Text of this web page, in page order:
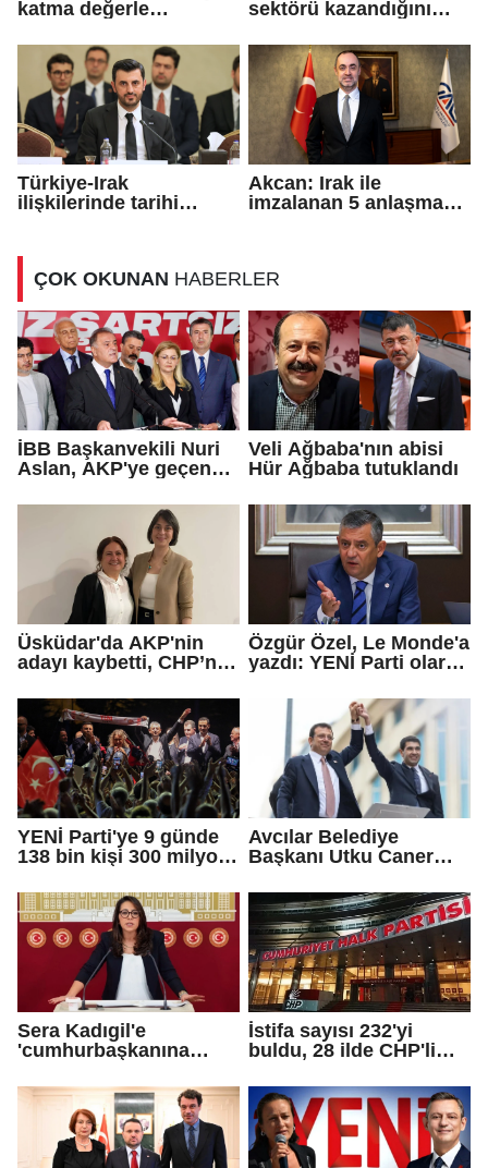
katma değerle
sektörü kazandığını
platformlara bırakıyor
Türkiye-Irak
ilişkilerinde tarihi
Akcan: Irak ile
imzalanan 5 anlaşma
ÇOK OKUNAN HABERLER
İBB Başkanvekili Nuri
Aslan, AKP'ye geçen
iddialarına yanıt verdi
Veli Ağbaba'nın abisi
Hür Ağbaba tutuklandı
Üsküdar'da AKP'nin
adayı kaybetti, CHP’nin
Çetinkaya Başkan
Vekili seçildi
Özgür Özel, Le Monde'a
yazdı: YENİ Parti olarak
öneriyoruz
YENİ Parti'ye 9 günde
138 bin kişi 300 milyon
Avcılar Belediye
Başkanı Utku Caner
kararı
Sera Kadıgil'e
'cumhurbaşkanına
soruşturması
İstifa sayısı 232'yi
buldu, 28 ilde CHP'li